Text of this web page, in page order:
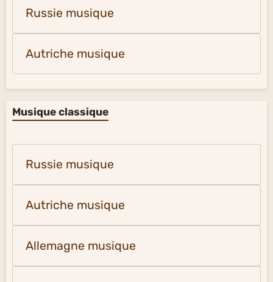
Russie musique
Autriche musique
Musique classique
Russie musique
Autriche musique
Allemagne musique